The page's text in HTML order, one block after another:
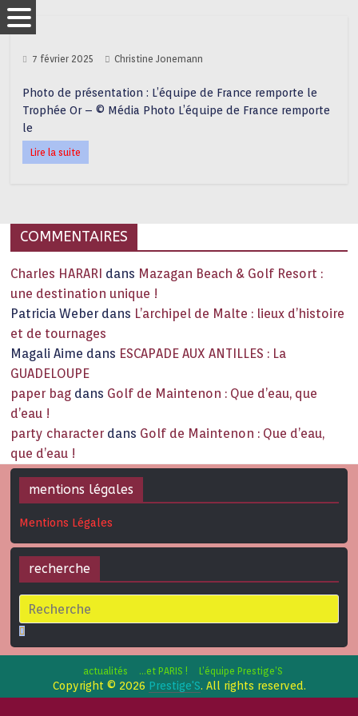
7 février 2025 Christine Jonemann
Photo de présentation : L’équipe de France remporte le
Trophée Or – © Média Photo L’équipe de France remporte
le
Lire la suite
COMMENTAIRES
Charles HARARI dans Mazagan Beach & Golf Resort :
une destination unique !
Patricia Weber dans L’archipel de Malte : lieux d’histoire
et de tournages
Magali Aime dans ESCAPADE AUX ANTILLES : La
GUADELOUPE
paper bag dans Golf de Maintenon : Que d’eau, que
d’eau !
party character dans Golf de Maintenon : Que d’eau,
que d’eau !
mentions légales
Mentions Légales
recherche
actualités …et PARIS ! L’équipe Prestige’S
Copyright © 2026 Prestige'S. All rights reserved.